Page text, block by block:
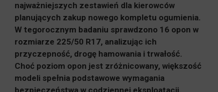
najważniejszych zestawień dla kierowców
planujących zakup nowego kompletu ogumienia.
W tegorocznym badaniu sprawdzono 16 opon w
rozmiarze 225/50 R17, analizując ich
przyczepność, drogę hamowania i trwałość.
Choć poziom opon jest zróżnicowany, większość
modeli spełnia podstawowe wymagania
bezpieczeństwa w codziennej eksploatacji.